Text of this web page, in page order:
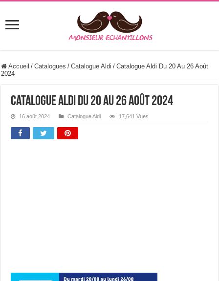
Accueil / Catalogues / Catalogue Aldi / Catalogue Aldi Du 20 Au 26 Août
2024
Catalogue Aldi Du 20 Au 26 Août 2024
16 août 2024 Catalogue Aldi 17,641 Vues